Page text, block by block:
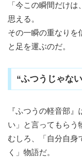
「今この瞬間だけ
思える。
その一瞬の重なりを
と足を運ぶのだ。
“ふつうじゃな
『ふつうの軽音部
い」と言ってもらう
むしろ、「自分自身
く」物語だ。